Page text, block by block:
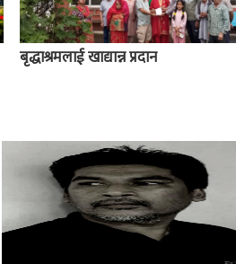
बृद्धाश्रमलाई खाद्यान्न प्रदान